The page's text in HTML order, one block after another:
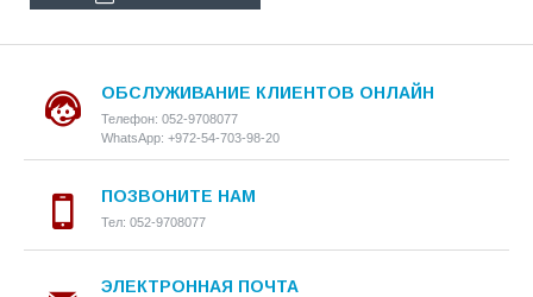
ОБСЛУЖИВАНИЕ КЛИЕНТОВ ОНЛАЙН
Телефон: 052-9708077
WhatsApp: +972-54-703-98-20
ПОЗВОНИТЕ НАМ
Тел: 052-9708077
ЭЛЕКТРОННАЯ ПОЧТА